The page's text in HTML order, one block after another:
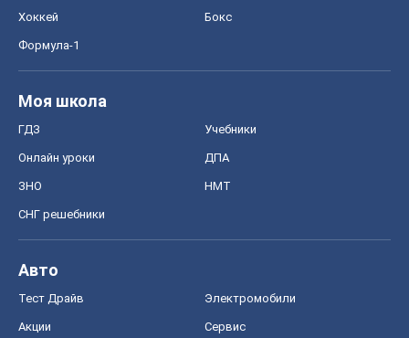
Хоккей Бокс
Формула-1
Моя школа
ГДЗ Учебники
Онлайн уроки ДПА
ЗНО НМТ
СНГ решебники
Авто
Тест Драйв Электромобили
Акции Сервис